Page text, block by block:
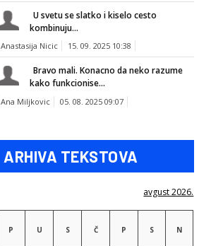
U svetu se slatko i kiselo cesto
kombinuju...
Anastasija Nicic 15. 09. 2025 10:38
Bravo mali. Konacno da neko razume
kako funkcionise...
Ana Miljkovic 05. 08. 2025 09:07
ARHIVA TEKSTOVA
avgust 2026.
P U S Č P S N